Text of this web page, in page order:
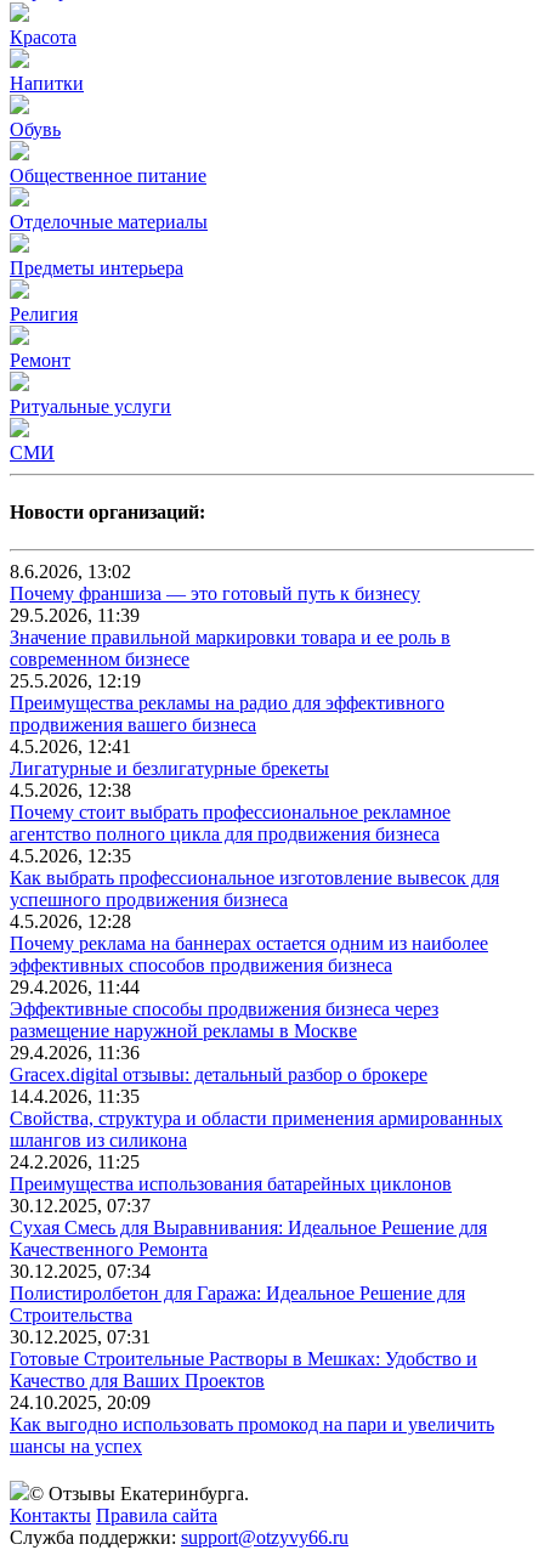
Красота
Напитки
Обувь
Общественное питание
Отделочные материалы
Предметы интерьера
Религия
Ремонт
Ритуальные услуги
СМИ
Новости организаций:
8.6.2026, 13:02
Почему франшиза — это готовый путь к бизнесу
29.5.2026, 11:39
Значение правильной маркировки товара и ее роль в
современном бизнесе
25.5.2026, 12:19
Преимущества рекламы на радио для эффективного
продвижения вашего бизнеса
4.5.2026, 12:41
Лигатурные и безлигатурные брекеты
4.5.2026, 12:38
Почему стоит выбрать профессиональное рекламное
агентство полного цикла для продвижения бизнеса
4.5.2026, 12:35
Как выбрать профессиональное изготовление вывесок для
успешного продвижения бизнеса
4.5.2026, 12:28
Почему реклама на баннерах остается одним из наиболее
эффективных способов продвижения бизнеса
29.4.2026, 11:44
Эффективные способы продвижения бизнеса через
размещение наружной рекламы в Москве
29.4.2026, 11:36
Gracex.digital отзывы: детальный разбор о брокере
14.4.2026, 11:35
Свойства, структура и области применения армированных
шлангов из силикона
24.2.2026, 11:25
Преимущества использования батарейных циклонов
30.12.2025, 07:37
Сухая Смесь для Выравнивания: Идеальное Решение для
Качественного Ремонта
30.12.2025, 07:34
Полистиролбетон для Гаража: Идеальное Решение для
Строительства
30.12.2025, 07:31
Готовые Строительные Растворы в Мешках: Удобство и
Качество для Ваших Проектов
24.10.2025, 20:09
Как выгодно использовать промокод на пари и увеличить
шансы на успех
© Отзывы Екатеринбурга.
Контакты Правила сайта
Служба поддержки: support@otzyvy66.ru